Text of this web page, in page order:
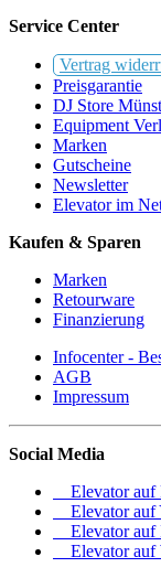
Service Center
Vertrag
Preisgarantie
DJ Store
Equipment
Marken
Gutscheine
Newsletter
Elevator im
Kaufen & Sparen
Marken
Retourware
Finanzierung
Infocenter -
AGB
Impressum
Social Media
Elevator auf
Elevator auf
Elevator auf
Elevator auf